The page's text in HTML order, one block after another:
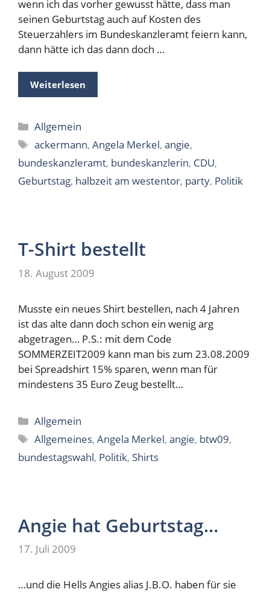
wenn ich das vorher gewusst hätte, dass man
seinen Geburtstag auch auf Kosten des
Steuerzahlers im Bundeskanzleramt feiern kann,
dann hätte ich das dann doch …
Weiterlesen
Kategorien
Allgemein
Schlagwörter
ackermann,Angela Merkel,angie,
bundeskanzleramt, bundeskanzlerin, CDU,
Geburtstag, halbzeit am westentor, party, Politik
T-Shirt bestellt
18. August 2009
Musste ein neues Shirt bestellen, nach 4 Jahren
ist das alte dann doch schon ein wenig arg
abgetragen… P.S.: mit dem Code
SOMMERZEIT2009 kann man bis zum 23.08.2009
bei Spreadshirt 15% sparen, wenn man für
mindestens 35 Euro Zeug bestellt…
Kategorien
Allgemein
Schlagwörter
Allgemeines,Angela Merkel,angie, btw09,
bundestagswahl, Politik, Shirts
Angie hat Geburtstag…
17. Juli 2009
…und die Hells Angies alias J.B.O. haben für sie